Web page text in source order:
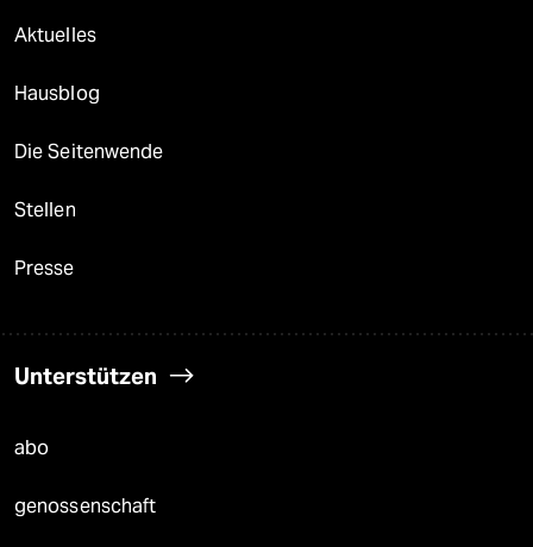
Aktuelles
Hausblog
Die Seitenwende
Stellen
Presse
Unterstützen
abo
genossenschaft